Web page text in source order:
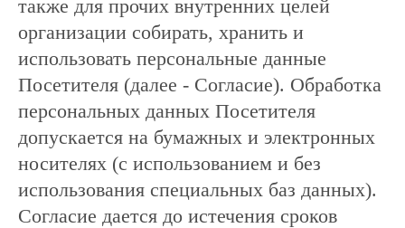
также для прочих внутренних целей
организации собирать, хранить и
использовать персональные данные
Посетителя (далее - Согласие). Обработка
персональных данных Посетителя
допускается на бумажных и электронных
носителях (с использованием и без
использования специальных баз данных).
Согласие дается до истечения сроков